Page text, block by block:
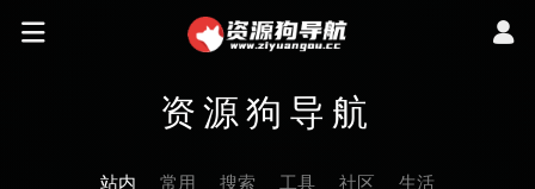
资源狗导航
站内 常用 搜索 工具 社区 生活